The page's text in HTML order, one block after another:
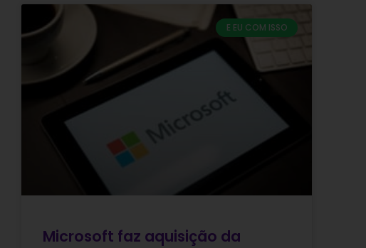
E EU COM ISSO
Microsoft faz aquisição da